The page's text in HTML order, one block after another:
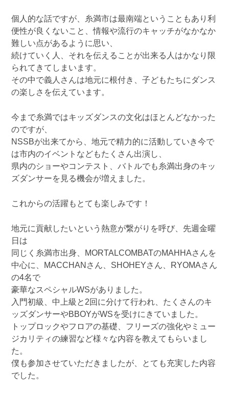
個人的な話ですが、糸満市は最南端ということもあり利
便性が良くないこと、情報や流行のキャッチがなかなか
難しい点があるように思い、
続けていく人、それを伝えることが出来る人はかなり限
られてきてしまいます。
その中で義人さんは地元に根付き、子どもたちにダンス
の楽しさを伝えています。
今まで糸満ではキッズダンスの文化はほとんどなかった
のですが、
NSSBが出来てから、地元で精力的に活動していき今で
は市内のイベントなどもたくさん出演し、
県内のショーやコンテスト、バトルでも糸満出身のキッ
ズダンサーを見る機会が増えました。
これからの活躍もとても楽しみです！
地元に貢献したいという熱意が繋がりを呼び、先週金曜
日は
同じく糸満市出身、MORTALCOMBATのMAHHAさんを
中心に、MACCHANさん、SHOHEYさん、RYOMAさん
の4名で
豪華なスペシャルWSがありました。
入門初級、中上級と2回に分けて行われ、たくさんのキ
ッズダンサーやBBOYがWSを受けにきていました。
トップロックやフロアの基礎、フリーズの強化やミュー
ジカリティの練習など様々な内容を教えてもらいまし
た。
僕も参加させていただきましたが、とても充実した内容
でした。